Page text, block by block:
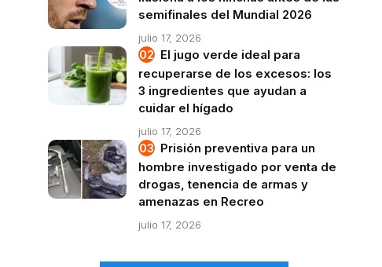
semifinales del Mundial 2026
julio 17, 2026
El jugo verde ideal para
recuperarse de los excesos: los
3 ingredientes que ayudan a
cuidar el hígado
julio 17, 2026
Prisión preventiva para un
hombre investigado por venta de
drogas, tenencia de armas y
amenazas en Recreo
julio 17, 2026